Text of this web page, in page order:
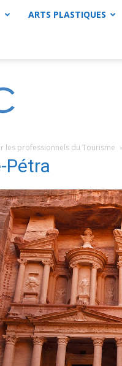
ARTS PLASTIQUES
les professionnels du Tourisme
Pétra